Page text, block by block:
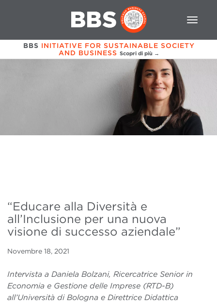
BBS INITIATIVE FOR SUSTAINABLE SOCIETY
AND BUSINESS Scopri di più →
“Educare alla Diversità e
all’Inclusione per una nuova
visione di successo aziendale”
Novembre 18, 2021
Intervista a Daniela Bolzani, Ricercatrice Senior in
Economia e Gestione delle Imprese (RTD-B)
all’Università di Bologna e Direttrice Didattica